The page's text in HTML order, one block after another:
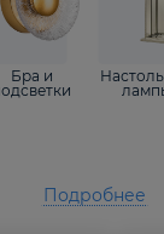
Бра и
Подробнее